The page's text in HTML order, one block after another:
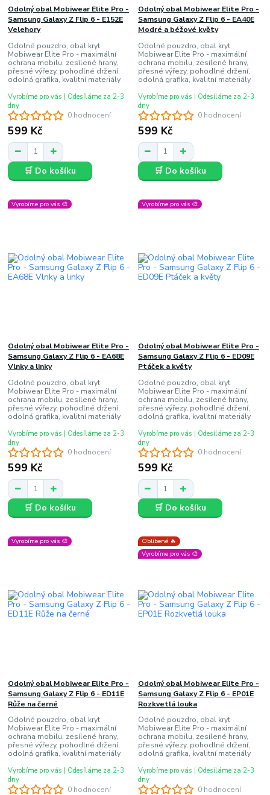
0 hodnocení
Odolný obal Mobiwear Elite Pro -
Samsung Galaxy Z Flip 6 - E152E
Velehory
Odolné pouzdro, obal kryt
Mobiwear Elite Pro - maximální
ochrana mobilu, zesílené hrany,
přesné výřezy, pohodlné držení,
odolná grafika, kvalitní materiály
599 Kč
Vyrobíme pro vás | Odesíláme za 2-3
dny
🛒 Do košíku
0 hodnocení
Odolný obal Mobiwear Elite Pro -
Samsung Galaxy Z Flip 6 - EA40E
Modré a béžové květy
Odolné pouzdro, obal kryt
Mobiwear Elite Pro - maximální
ochrana mobilu, zesílené hrany,
přesné výřezy, pohodlné držení,
odolná grafika, kvalitní materiály
599 Kč
Vyrobíme pro vás | Odesíláme za 2-3
dny
🛒 Do košíku
Vyrobíme pro vás 🎨
0 hodnocení
Odolný obal Mobiwear Elite Pro -
Samsung Galaxy Z Flip 6 - EA68E
Vlnky a linky
Odolné pouzdro, obal kryt
Mobiwear Elite Pro - maximální
ochrana mobilu, zesílené hrany,
přesné výřezy, pohodlné držení,
odolná grafika, kvalitní materiály
599 Kč
Vyrobíme pro vás | Odesíláme za 2-3
dny
🛒 Do košíku
Vyrobíme pro vás 🎨
0 hodnocení
Odolný obal Mobiwear Elite Pro -
Samsung Galaxy Z Flip 6 - ED09E
Ptáček a květy
Odolné pouzdro, obal kryt
Mobiwear Elite Pro - maximální
ochrana mobilu, zesílené hrany,
přesné výřezy, pohodlné držení,
odolná grafika, kvalitní materiály
599 Kč
Vyrobíme pro vás | Odesíláme za 2-3
dny
🛒 Do košíku
Vyrobíme pro vás 🎨
0 hodnocení
Odolný obal Mobiwear Elite Pro -
Samsung Galaxy Z Flip 6 - ED11E
Růže na černé
Odolné pouzdro, obal kryt
Mobiwear Elite Pro - maximální
ochrana mobilu, zesílené hrany,
přesné výřezy, pohodlné držení,
odolná grafika, kvalitní materiály
Vyrobíme pro vás | Odesíláme za 2-3
dny
Oblíbené 🔥
Vyrobíme pro vás 🎨
0 hodnocení
Odolný obal Mobiwear Elite Pro -
Samsung Galaxy Z Flip 6 - EP01E
Rozkvetlá louka
Odolné pouzdro, obal kryt
Mobiwear Elite Pro - maximální
ochrana mobilu, zesílené hrany,
přesné výřezy, pohodlné držení,
odolná grafika, kvalitní materiály
Vyrobíme pro vás | Odesíláme za 2-3
dny